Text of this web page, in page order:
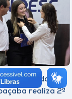
da
realiza 2ª